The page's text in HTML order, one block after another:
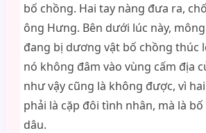
bố chồng. Hai tay nàng đưa ra,
ông Hưng. Bên dưới lúc này,
đang bị dương vật bố chồng thúc
nó không đâm vào vùng cấm địa
như vậy cũng là không được, vì
phải là cặp đôi tình nhân, mà là
dâu.